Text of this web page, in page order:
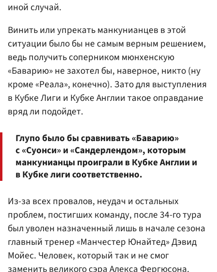
иной случай.
Винить или упрекать манкунианцев в этой
ситуации было бы не самым верным решением,
ведь получить соперником мюнхенскую
«Баварию» не захотел бы, наверное, никто (ну
кроме «Реала», конечно). Зато для выступления
в Кубке Лиги и Кубке Англии такое оправдание
вряд ли подойдет.
Глупо было бы сравнивать «Баварию»
с «Суонси» и «Сандерлендом», которым
манкунианцы проиграли в Кубке Англии и
в Кубке лиги соответственно.
Из-за всех провалов, неудач и остальных
проблем, постигших команду, после 34-го тура
был уволен назначенный лишь в начале сезона
главный тренер «Манчестер Юнайтед» Дэвид
Мойес. Человек, который так и не смог